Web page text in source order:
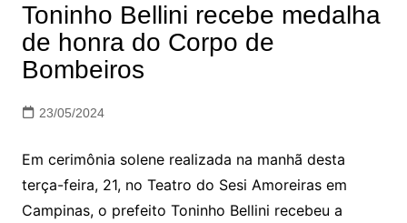
Toninho Bellini recebe medalha
de honra do Corpo de
Bombeiros
23/05/2024
Em cerimônia solene realizada na manhã desta
terça-feira, 21, no Teatro do Sesi Amoreiras em
Campinas, o prefeito Toninho Bellini recebeu a